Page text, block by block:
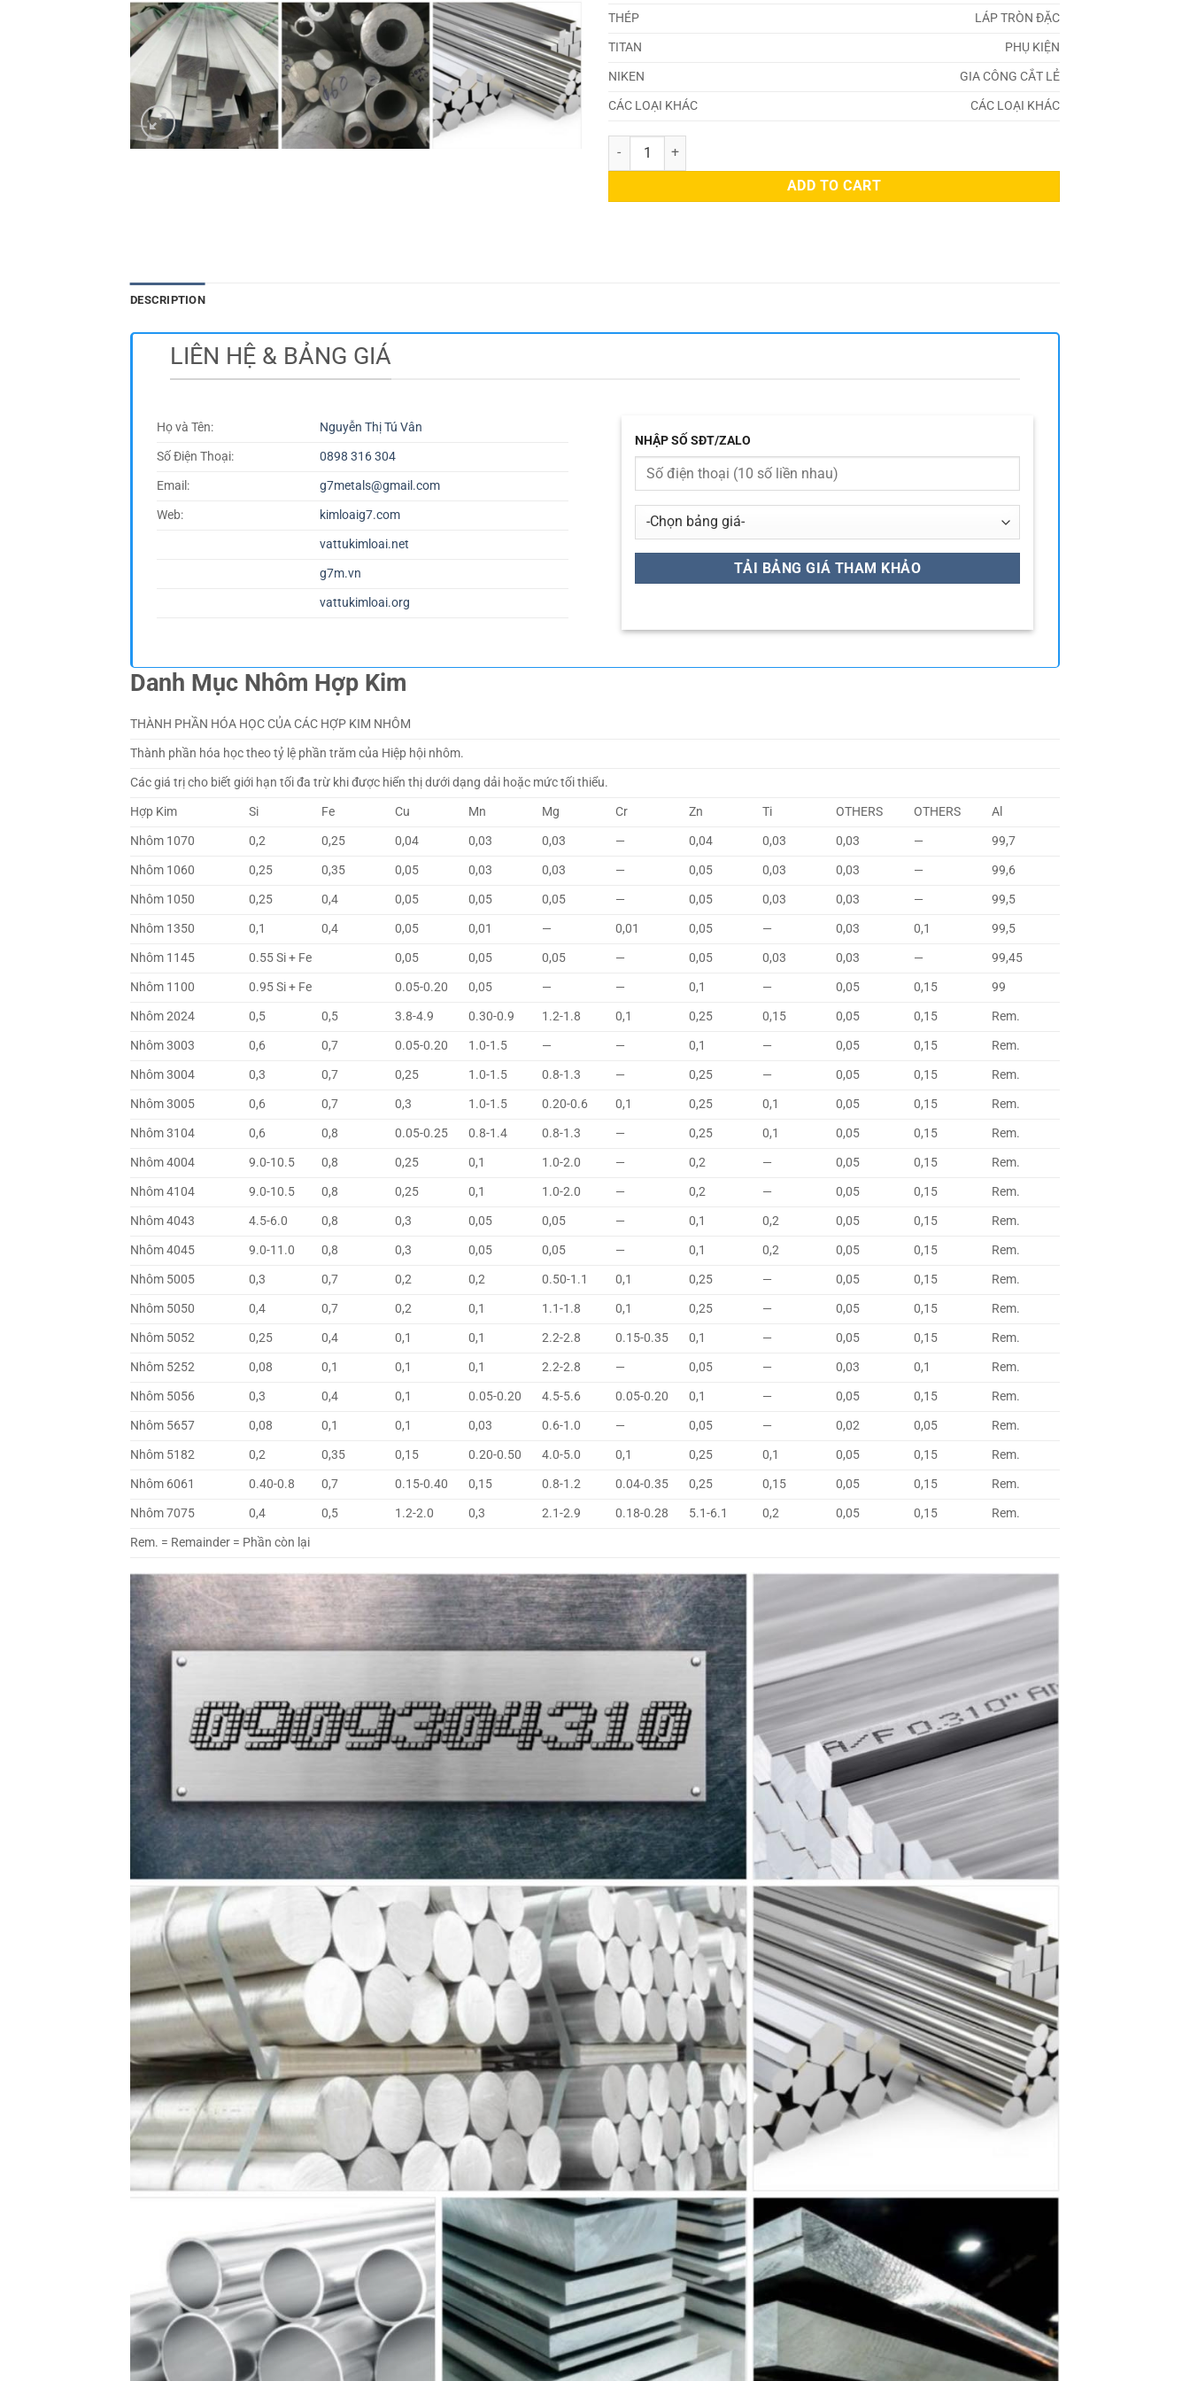
THÉP
LÁP TRÒN ĐẶC
TITAN
PHỤ KIỆN
NIKEN
GIA CÔNG CẮT LẺ
CÁC LOẠI KHÁC
CÁC LOẠI KHÁC
Nhôm 1060 quantity
ADD TO CART
DESCRIPTION
LIÊN HỆ & BẢNG GIÁ
Họ và Tên:
Nguyễn Thị Tú Vân
Số Điện Thoại:
0898 316 304
Email:
g7metals@gmail.com
Web:
kimloaig7.com
vattukimloai.net
g7m.vn
vattukimloai.org
NHẬP SỐ SĐT/ZALO
Danh Mục Nhôm Hợp Kim
THÀNH PHẦN HÓA HỌC CỦA CÁC HỢP KIM NHÔM
Thành phần hóa học theo tỷ lệ phần trăm của Hiệp hội nhôm.
Các giá trị cho biết giới hạn tối đa trừ khi được hiển thị dưới dạng dải hoặc mức tối thiểu.
Hợp Kim
Si Fe Cu Mn Mg Cr Zn Ti OTHERS OTHERS
Al
Nhôm 1070
0,2 0,25 0,04 0,03 0,03 — 0,04 0,03 0,03 —
99,7
Nhôm 1060
0,25 0,35 0,05 0,03 0,03 — 0,05 0,03 0,03 —
99,6
Nhôm 1050
0,25 0,4 0,05 0,05 0,05 — 0,05 0,03 0,03 —
99,5
Nhôm 1350
0,1 0,4 0,05 0,01 — 0,01 0,05 — 0,03 0,1
99,5
Nhôm 1145
0.55 Si + Fe 0,05 0,05 0,05 — 0,05 0,03 0,03 —
99,45
Nhôm 1100
0.95 Si + Fe 0.05-0.20 0,05 — — 0,1 — 0,05 0,15
99
Nhôm 2024
0,5 0,5 3.8-4.9 0.30-0.9 1.2-1.8 0,1 0,25 0,15 0,05 0,15
Rem.
Nhôm 3003
0,6 0,7 0.05-0.20 1.0-1.5 — — 0,1 — 0,05 0,15
Rem.
Nhôm 3004
0,3 0,7 0,25 1.0-1.5 0.8-1.3 — 0,25 — 0,05 0,15
Rem.
Nhôm 3005
0,6 0,7 0,3 1.0-1.5 0.20-0.6 0,1 0,25 0,1 0,05 0,15
Rem.
Nhôm 3104
0,6 0,8 0.05-0.25 0.8-1.4 0.8-1.3 — 0,25 0,1 0,05 0,15
Rem.
Nhôm 4004
9.0-10.5 0,8 0,25 0,1 1.0-2.0 — 0,2 — 0,05 0,15
Rem.
Nhôm 4104
9.0-10.5 0,8 0,25 0,1 1.0-2.0 — 0,2 — 0,05 0,15
Rem.
Nhôm 4043
4.5-6.0 0,8 0,3 0,05 0,05 — 0,1 0,2 0,05 0,15
Rem.
Nhôm 4045
9.0-11.0 0,8 0,3 0,05 0,05 — 0,1 0,2 0,05 0,15
Rem.
Nhôm 5005
0,3 0,7 0,2 0,2 0.50-1.1 0,1 0,25 — 0,05 0,15
Rem.
Nhôm 5050
0,4 0,7 0,2 0,1 1.1-1.8 0,1 0,25 — 0,05 0,15
Rem.
Nhôm 5052
0,25 0,4 0,1 0,1 2.2-2.8 0.15-0.35 0,1 — 0,05 0,15
Rem.
Nhôm 5252
0,08 0,1 0,1 0,1 2.2-2.8 — 0,05 — 0,03 0,1
Rem.
Nhôm 5056
0,3 0,4 0,1 0.05-0.20 4.5-5.6 0.05-0.20 0,1 — 0,05 0,15
Rem.
Nhôm 5657
0,08 0,1 0,1 0,03 0.6-1.0 — 0,05 — 0,02 0,05
Rem.
Nhôm 5182
0,2 0,35 0,15 0.20-0.50 4.0-5.0 0,1 0,25 0,1 0,05 0,15
Rem.
Nhôm 6061
0.40-0.8 0,7 0.15-0.40 0,15 0.8-1.2 0.04-0.35 0,25 0,15 0,05 0,15
Rem.
Nhôm 7075
0,4 0,5 1.2-2.0 0,3 2.1-2.9 0.18-0.28 5.1-6.1 0,2 0,05 0,15
Rem.
Rem. = Remainder = Phần còn lại